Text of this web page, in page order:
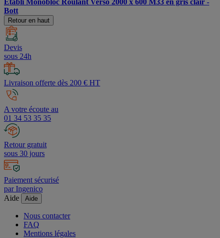
Etabli Monobloc Roulant Verso 2000 x 600 M33 en gris clair -
Bott
Retour en haut
Devis
sous 24h
Livraison offerte dès 200 € HT
A votre écoute au
01 34 53 35 35
Retour gratuit
sous 30 jours
Paiement sécurisé
par Ingenico
Aide
Aide
Nous contacter
FAQ
Mentions légales